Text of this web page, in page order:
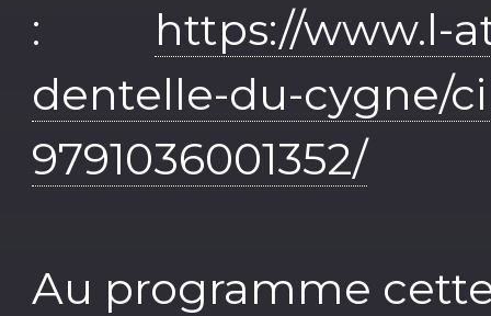
: https://www.l-
dentelle-du-cygne/
9791036001352/
Au programme